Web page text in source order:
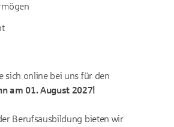
sich online bei uns für den
am 01. August 2027!
Berufsausbildung bieten wir